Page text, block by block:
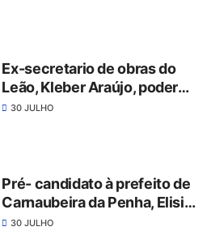
Ex-secretario de obras do
Leão, Kleber Araújo, poderá
ser o candidato a prefeito do
30 JULHO
Pré- candidato à prefeito de
Carnaubeira da Penha, Elisio
Soares marcha junto com
30 JULHO